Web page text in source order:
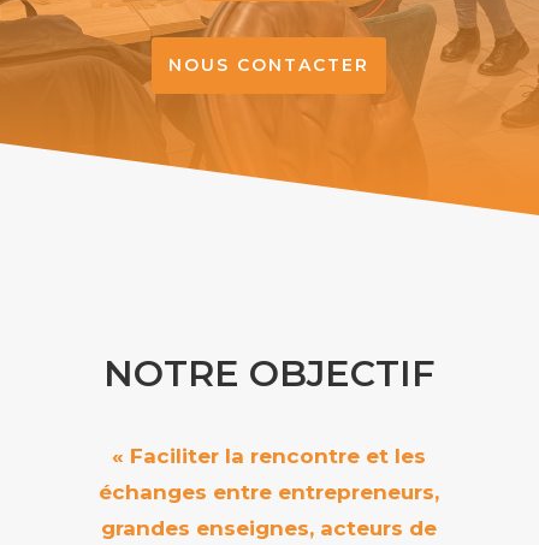
NOUS CONTACTER
NOTRE OBJECTIF
« Faciliter la rencontre et les
échanges entre entrepreneurs,
grandes enseignes, acteurs de